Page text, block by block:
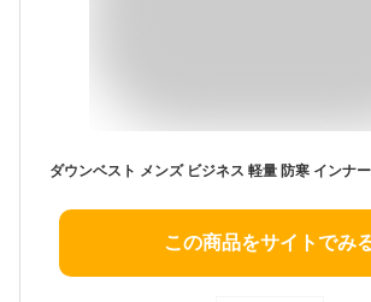
この商品をサイトでみ